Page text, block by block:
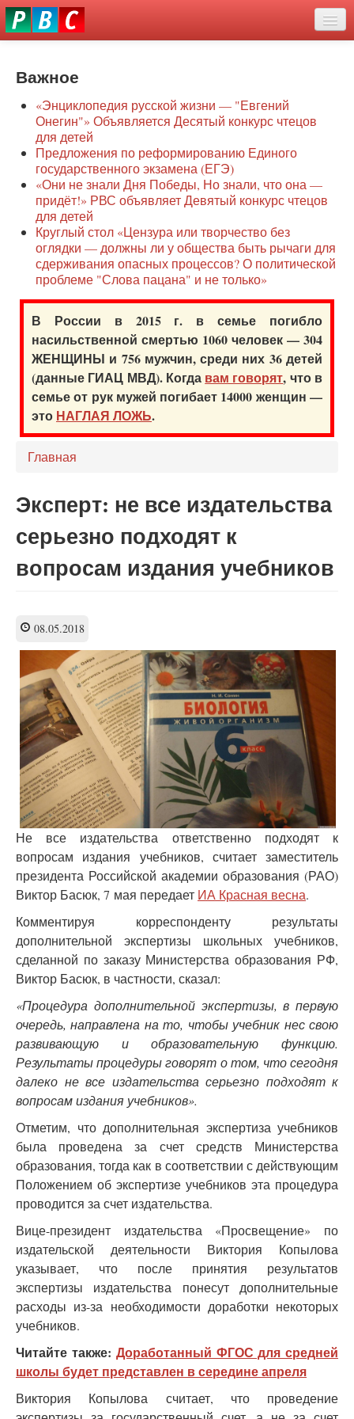
Перейти
к
О нас
Защита семей
Образование
Наше сопротивление
Регионы
Видео
Важное
«Энциклопедия русской жизни — "Евгений
Онегин"» Объявляется Десятый конкурс чтецов
для детей
Предложения по реформированию Единого
государственного экзамена (ЕГЭ)
«Они не знали Дня Победы, Но знали, что она —
придёт!» РВС объявляет Девятый конкурс чтецов
для детей
Круглый стол «Цензура или творчество без
оглядки — должны ли у общества быть рычаги для
сдерживания опасных процессов? О политической
проблеме "Слова пацана" и не только»
В России в 2015 г. в семье погибло
насильственной смертью 1060 человек — 304
ЖЕНЩИНЫ и 756 мужчин, среди них 36 детей
(данные ГИАЦ МВД). Когда вам говорят, что в
семье от рук мужей погибает 14000 женщин —
это НАГЛАЯ ЛОЖЬ.
Главная
Эксперт: не все издательства
серьезно подходят к
вопросам издания учебников
08.05.2018
Не все издательства ответственно подходят к
вопросам издания учебников, считает заместитель
президента Российской академии образования (РАО)
Виктор Басюк, 7 мая передает ИА Красная весна.
Комментируя корреспонденту результаты
дополнительной экспертизы школьных учебников,
сделанной по заказу Министерства образования РФ,
Виктор Басюк, в частности, сказал:
«Процедура дополнительной экспертизы, в первую
очередь, направлена на то, чтобы учебник нес свою
развивающую и образовательную функцию.
Результаты процедуры говорят о том, что сегодня
далеко не все издательства серьезно подходят к
вопросам издания учебников».
Отметим, что дополнительная экспертиза учебников
была проведена за счет средств Министерства
образования, тогда как в соответствии с действующим
Положением об экспертизе учебников эта процедура
проводится за счет издательства.
Вице-президент издательства «Просвещение» по
издательской деятельности Виктория Копылова
указывает, что после принятия результатов
экспертизы издательства понесут дополнительные
расходы из-за необходимости доработки некоторых
учебников.
Читайте также:Доработанный ФГОС для средней
школы будет представлен в середине апреля
Виктория Копылова считает, что проведение